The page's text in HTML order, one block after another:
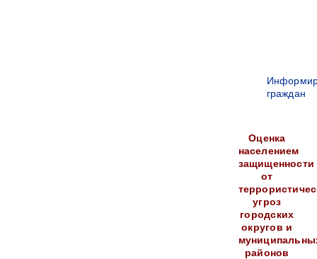
граждан
Оценка
населением
защищенности
от
угроз
городских
округов и
районов